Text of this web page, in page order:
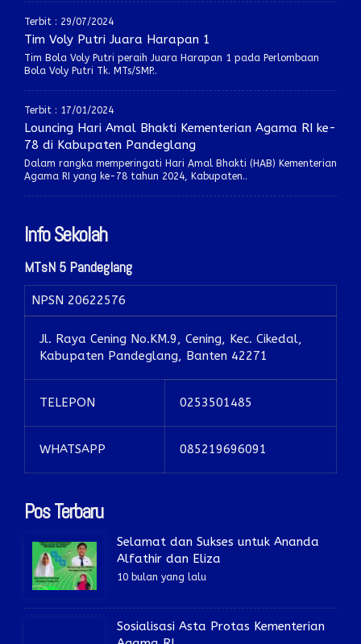
Terbit : 29/07/2024
Tim Voly Putri Juara Harapan 1
Tim Bola Voly Putri peraih Juara Harapan 1 pada Perlombaan
Bola Voly Putri Tk. MTs/SMP..
Terbit : 17/01/2024
Louncing Hari Amal Bhakti Kementerian Agama RI ke-
78 di Kabupaten Pandeglang
Dalam rangka memperingati Hari Amal Bhakti (HAB) Kementerian
Agama RI yang ke-78 tahun 2024, Kabupaten..
Info Sekolah
MTsN 5 Pandeglang
NPSN 20622576
Jl. Raya Cening No.KM.9, Cening, Kec. Cikedal,
Kabupaten Pandeglang, Banten 42271
TELEPON 0253501485
WHATSAPP 085219696091
Pos Terbaru
Selamat dan Sukses untuk Ananda
Alfathir dan Eliza
10 bulan yang lalu
Sosialisasi Asta Protas Kementerian